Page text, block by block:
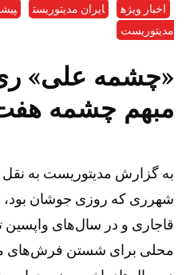
اخبار ویژه ایران مدیتوریست
مدیتوریست
«چشمه علی»
مبهم چشمه
به گزارش مدیتوریست به نقل
شهرری که روزی جوشان بود،
قاجاری و در سال‌های
محلی برای شستن فرش‌های